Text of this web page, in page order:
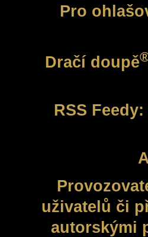
Pro
Dračí doupě
RSS Feedy:
uživatelů či
autorskými